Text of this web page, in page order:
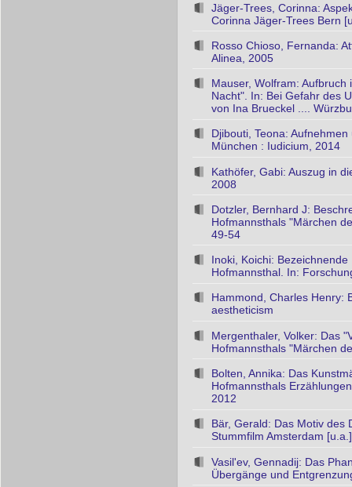
Jäger-Trees, Corinna:
Corinna Jäger-Trees Bern
Rosso Chioso, Fernanda:
Alinea, 2005
Mauser, Wolfram:
Nacht". In: Bei Gefahr des
von Ina Brueckel ....
Djibouti, Teona:
München : Iudicium, 2014
Kathöfer, Gabi: Auszug in
2008
Dotzler, Bernhard J:
Hofmannsthals "Märchen
49-54
Inoki, Koichi:
Hofmannsthal. In:
Hammond, Charles Henry:
aestheticism
Mergenthaler, Volker: Das
Hofmannsthals "Märchen
Bolten, Annika: Das
Hofmannsthals
2012
Bär, Gerald: Das Motiv des
Stummfilm Amsterdam
Vasil'ev, Gennadij: Das
Übergänge und